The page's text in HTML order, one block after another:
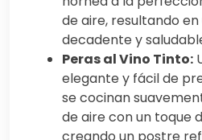
de aire, resultando
decadente y
Peras al Vino Tinto:
elegante y fácil de
se cocinan
de aire con un toque
creando un postre